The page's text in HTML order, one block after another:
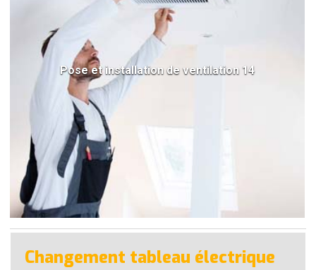
Pose et installation de ventilation 14
Changement tableau électrique